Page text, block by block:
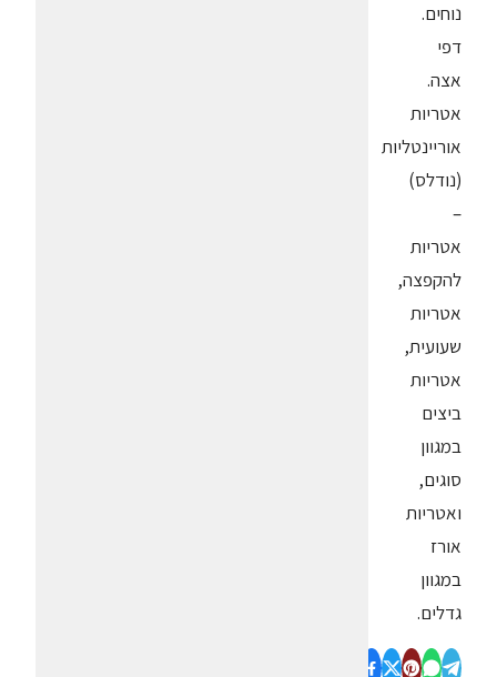
נוחים.
דפי
אצה.
אטריות
אוריינטליות
(נודלס)
–
אטריות
להקפצה,
אטריות
שעועית,
אטריות
ביצים
במגוון
סוגים,
ואטריות
אורז
במגוון
גדלים.